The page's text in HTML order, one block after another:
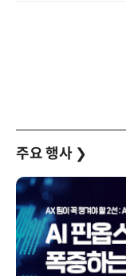
주요 행사 ❯